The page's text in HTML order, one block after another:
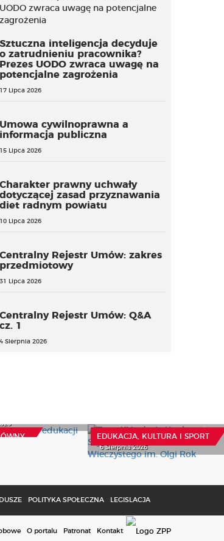
Sztuczna inteligencja decyduje
o zatrudnieniu pracownika?
Prezes UODO zwraca uwagę na
potencjalne zagrożenia
17 Lipca 2026
Umowa cywilnoprawna a
informacja publiczna
15 Lipca 2026
Charakter prawny uchwały
dotyczącej zasad przyznawania
diet radnym powiatu
10 Lipca 2026
Centralny Rejestr Umów: zakres
przedmiotowy
31 Lipca 2026
Centralny Rejestr Umów: Q&A
cz. 1
4 Sierpnia 2026
EDUKACJA, KULTURA I SPORT
6 Sierpnia 2026
POLITYKA SPOŁECZNA LEGISLACJA
O portalu Patronat Kontakt